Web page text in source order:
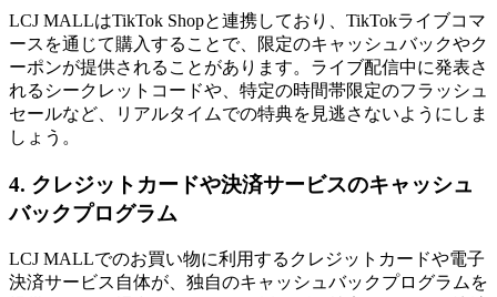
LCJ MALLはTikTok Shopと連携しており、TikTokライブコマ
ースを通じて購入することで、限定のキャッシュバックやク
ーポンが提供されることがあります。ライブ配信中に発表さ
れるシークレットコードや、特定の時間帯限定のフラッシュ
セールなど、リアルタイムでの特典を見逃さないようにしま
しょう。
4. クレジットカードや決済サービスのキャッシュ
バックプログラム
LCJ MALLでのお買い物に利用するクレジットカードや電子
決済サービス自体が、独自のキャッシュバックプログラムを